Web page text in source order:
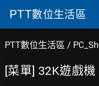
PTT數位生活區
PTT數位生活區 /
[菜單] 32K遊戲機